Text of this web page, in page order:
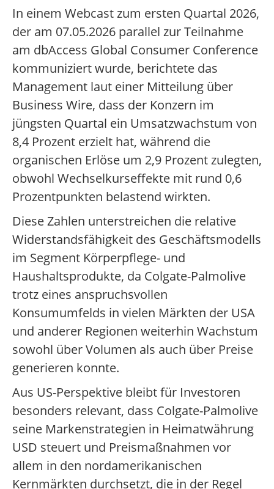
In einem Webcast zum ersten Quartal 2026,
der am 07.05.2026 parallel zur Teilnahme
am dbAccess Global Consumer Conference
kommuniziert wurde, berichtete das
Management laut einer Mitteilung über
Business Wire, dass der Konzern im
jüngsten Quartal ein Umsatzwachstum von
8,4 Prozent erzielt hat, während die
organischen Erlöse um 2,9 Prozent zulegten,
obwohl Wechselkurseffekte mit rund 0,6
Prozentpunkten belastend wirkten.
Diese Zahlen unterstreichen die relative
Widerstandsfähigkeit des Geschäftsmodells
im Segment Körperpflege- und
Haushaltsprodukte, da Colgate-Palmolive
trotz eines anspruchsvollen
Konsumumfelds in vielen Märkten der USA
und anderer Regionen weiterhin Wachstum
sowohl über Volumen als auch über Preise
generieren konnte.
Aus US-Perspektive bleibt für Investoren
besonders relevant, dass Colgate-Palmolive
seine Markenstrategien in Heimatwährung
USD steuert und Preismaßnahmen vor
allem in den nordamerikanischen
Kernmärkten durchsetzt, die in der Regel